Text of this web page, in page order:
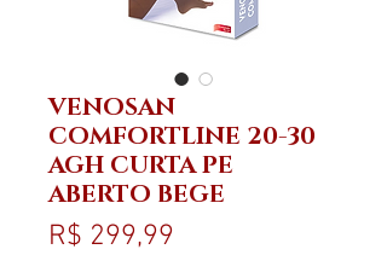
VENOSAN
COMFORTLINE 20-30
AGH CURTA PE
ABERTO BEGE
R$ 299,99